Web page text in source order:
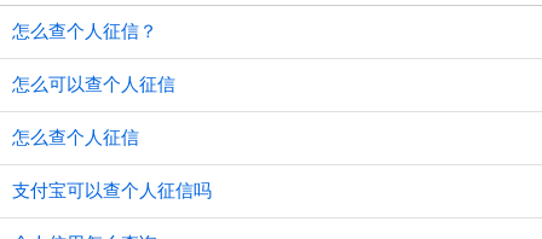
怎么查个人征信？
怎么可以查个人征信
怎么查个人征信
支付宝可以查个人征信吗